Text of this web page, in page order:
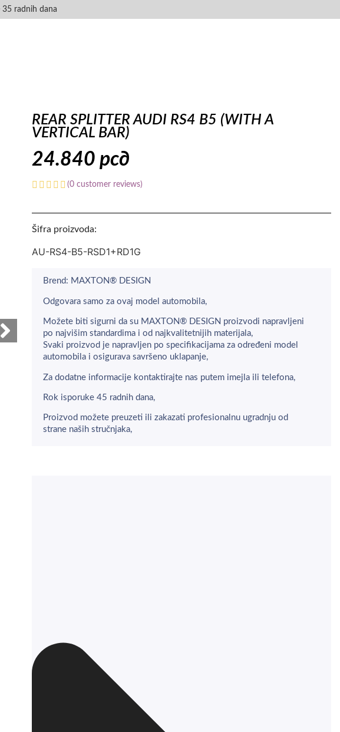
35 radnih dana
REAR SPLITTER AUDI RS4 B5 (WITH A
VERTICAL BAR)
24.840рсд
(0 customer reviews)
Šifra proizvoda:
AU-RS4-B5-RSD1+RD1G
Brend: MAXTON® DESIGN
Odgovara samo za ovaj model automobila,
Možete biti sigurni da su MAXTON® DESIGN proizvodi napravljeni
po najvišim standardima i od najkvalitetnijih materijala,
Svaki proizvod je napravljen po specifikacijama za određeni model
automobila i osigurava savršeno uklapanje,
Za dodatne informacije kontaktirajte nas putem imejla ili telefona,
Rok isporuke 45 radnih dana,
Proizvod možete preuzeti ili zakazati profesionalnu ugradnju od
strane naših stručnjaka,